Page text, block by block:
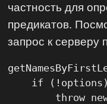
частность для
предикатов.
запрос к серверу
if
throw